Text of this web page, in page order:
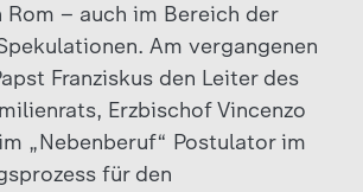
Rom – auch im Bereich der
Am vergangenen
Franziskus den Leiter des
Erzbischof Vincenzo
„Nebenberuf“ Postulator im
für den